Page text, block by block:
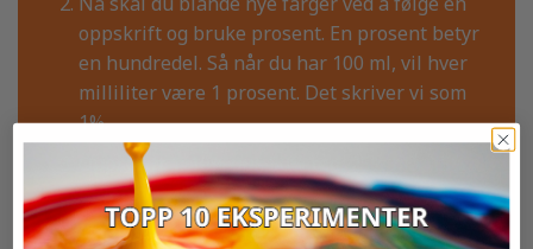
oppskrift og bruke prosent. En prosent betyr
en hundredel. Så når du har 100 ml, vil hver
milliliter være 1 prosent. Det skriver vi som
1%.
Oppskrift 1: 10% gul, 50% rød, 25% blå, 15%
grønn.
Oppkrift 2: Nå skal du lage en 500 ml